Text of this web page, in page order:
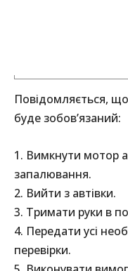
Повідомляється,
буде зобов’язаний:
1. Вимкнути мотор
запалювання.
2. Вийти з автівки.
3. Тримати руки в
4. Передати усі
перевірки.